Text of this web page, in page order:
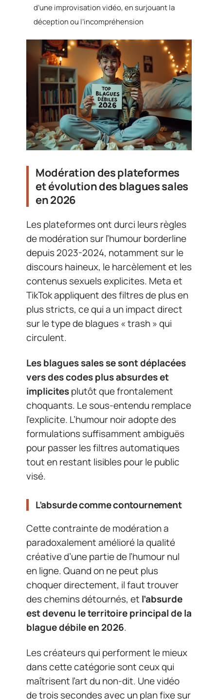
d’une improvisation vidéo, en surjouant la
déception ou l’incompréhension
Modération des plateformes
et évolution des blagues sales
en 2026
Les plateformes ont durci leurs règles
de modération sur l’humour borderline
depuis 2023-2024, notamment sur le
discours haineux, le harcèlement et les
contenus sexuels explicites. Meta et
TikTok appliquent des filtres de plus en
plus stricts, ce qui a un impact direct
sur le type de blagues « trash » qui
circulent.
Les blagues sales se sont déplacées
vers des codes plus absurdes et
implicitesplutôt que frontalement
choquants. Le sous-entendu remplace
l’explicite. L’humour noir adopte des
formulations suffisamment ambiguës
pour passer les filtres automatiques
tout en restant lisibles pour le public
visé.
L’absurde comme contournement
Cette contrainte de modération a
paradoxalement amélioré la qualité
créative d’une partie de l’humour nul
en ligne. Quand on ne peut plus
choquer directement, il faut trouver
des chemins détournés, et l’absurde
est devenu le territoire principal de la
blague débile en 2026.
Les créateurs qui performent le mieux
dans cette catégorie sont ceux qui
maîtrisent l’art du non-dit. Une vidéo
de trois secondes avec un plan fixe sur